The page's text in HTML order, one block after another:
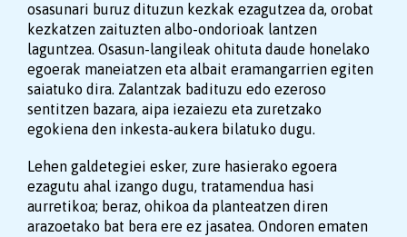
osasunari buruz dituzun kezkak ezagutzea da, orobat
kezkatzen zaituzten albo-ondorioak lantzen
laguntzea. Osasun-langileak ohituta daude honelako
egoerak maneiatzen eta albait eramangarrien egiten
saiatuko dira. Zalantzak badituzu edo ezeroso
sentitzen bazara, aipa iezaiezu eta zuretzako
egokiena den inkesta-aukera bilatuko dugu.
Lehen galdetegiei esker, zure hasierako egoera
ezagutu ahal izango dugu, tratamendua hasi
aurretikoa; beraz, ohikoa da planteatzen diren
arazoetako bat bera ere ez jasatea. Ondoren ematen